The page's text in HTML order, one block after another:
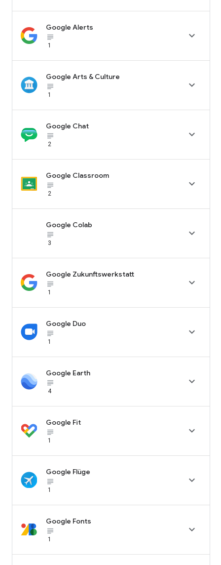
Google Alerts
subject_black
1

Google Arts & Culture
subject_black
1

Google Chat
subject_black
2

Google Classroom
subject_black
2

Google Colab
subject_black
3

Google Zukunftswerkstatt
subject_black
1

Google Duo
subject_black
1

Google Earth
subject_black
4

Google Fit
subject_black
1

Google Flüge
subject_black
1

Google Fonts
subject_black
1
